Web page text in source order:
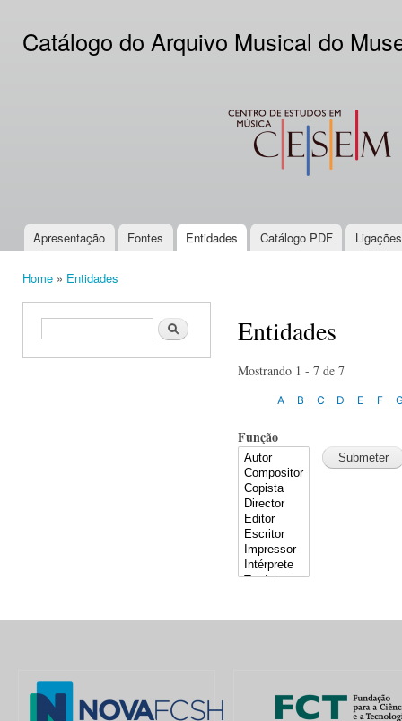
Catálogo do Arquivo Musical do
CESEM
Main menu
Apresentação Fontes Entidades Catálogo PDF
Home » Entidades
Search form Search Entidades
Mostrando 1 - 7 de 7
A B C D E F
Função